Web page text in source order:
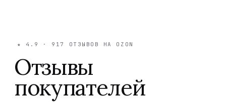
★ 4.9 · 917 ОТЗЫВОВ НА OZON
Отзывы
покупателей